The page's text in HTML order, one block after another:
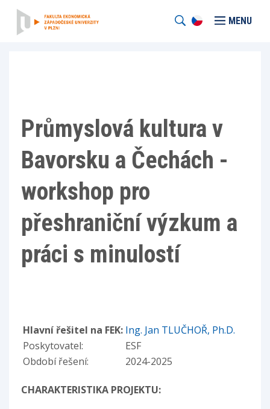
MENU
Průmyslová kultura v
Bavorsku a Čechách -
workshop pro
přeshraniční výzkum a
práci s minulostí
Hlavní řešitel na FEK: Ing. Jan TLUČHOŘ, Ph.D.
Poskytovatel:
ESF
Období řešení:
2024-2025
CHARAKTERISTIKA PROJEKTU: